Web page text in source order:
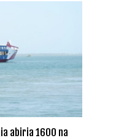
abiria 1600 na